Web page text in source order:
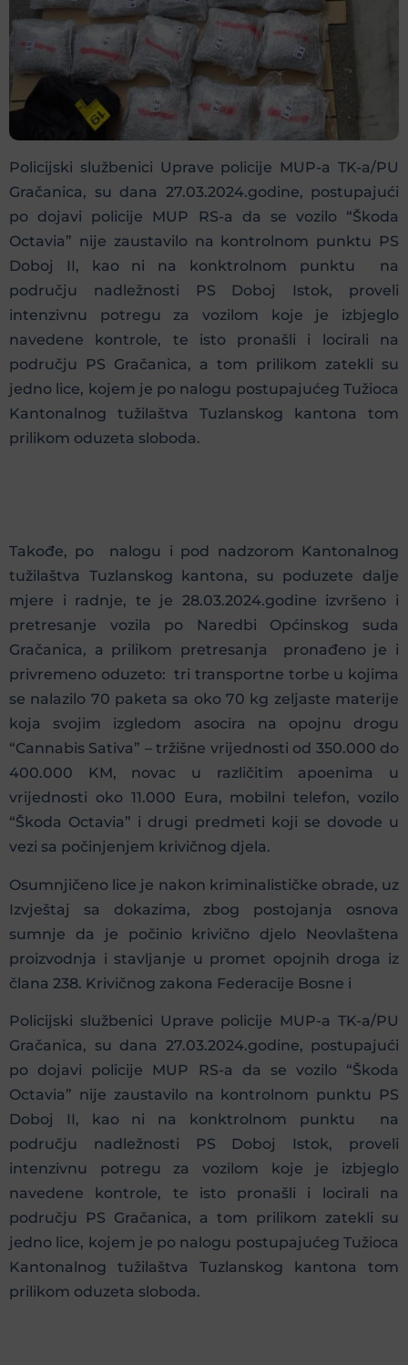
Policijski službenici Uprave policije MUP-a TK-a/PU
Gračanica, su dana 27.03.2024.godine, postupajući
po dojavi policije MUP RS-a da se vozilo “Škoda
Octavia” nije zaustavilo na kontrolnom punktu PS
Doboj II, kao ni na konktrolnom punktu na
području nadležnosti PS Doboj Istok, proveli
intenzivnu potregu za vozilom koje je izbjeglo
navedene kontrole, te isto pronašli i locirali na
području PS Gračanica, a tom prilikom zatekli su
jedno lice, kojem je po nalogu postupajućeg Tužioca
Kantonalnog tužilaštva Tuzlanskog kantona tom
prilikom oduzeta sloboda.
Takođe, po nalogu i pod nadzorom Kantonalnog
tužilaštva Tuzlanskog kantona, su poduzete dalje
mjere i radnje, te je 28.03.2024.godine izvršeno i
pretresanje vozila po Naredbi Općinskog suda
Gračanica, a prilikom pretresanja pronađeno je i
privremeno oduzeto: tri transportne torbe u kojima
se nalazilo 70 paketa sa oko 70 kg zeljaste materije
koja svojim izgledom asocira na opojnu drogu
“Cannabis Sativa” – tržišne vrijednosti od 350.000 do
400.000 KM, novac u različitim apoenima u
vrijednosti oko 11.000 Eura, mobilni telefon, vozilo
“Škoda Octavia” i drugi predmeti koji se dovode u
vezi sa počinjenjem krivičnog djela.
Osumnjičeno lice je nakon kriminalističke obrade, uz
Izvještaj sa dokazima, zbog postojanja osnova
sumnje da je počinio krivično djelo Neovlaštena
proizvodnja i stavljanje u promet opojnih droga iz
člana 238. Krivičnog zakona Federacije Bosne i
Policijski službenici Uprave policije MUP-a TK-a/PU
Gračanica, su dana 27.03.2024.godine, postupajući
po dojavi policije MUP RS-a da se vozilo “Škoda
Octavia” nije zaustavilo na kontrolnom punktu PS
Doboj II, kao ni na konktrolnom punktu na
području nadležnosti PS Doboj Istok, proveli
intenzivnu potregu za vozilom koje je izbjeglo
navedene kontrole, te isto pronašli i locirali na
području PS Gračanica, a tom prilikom zatekli su
jedno lice, kojem je po nalogu postupajućeg Tužioca
Kantonalnog tužilaštva Tuzlanskog kantona tom
prilikom oduzeta sloboda.